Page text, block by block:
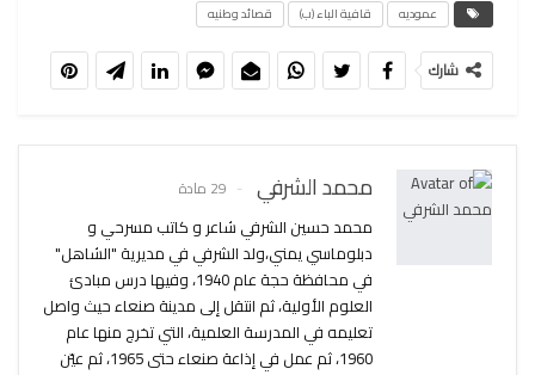
عموديه قافية الباء (ب) قصائد وطنيه
شارك
محمد الشرفي 29 مادة
محمد حسين الشرفي شاعر و كاتب مسرحي و
دبلوماسي يمني،ولد الشرفي في مديرية "الشاهل"
في محافظة حجة عام 1940، وفيها درس مبادئ
العلوم الأولية، ثم انتقل إلى مدينة صنعاء حيث واصل
تعليمه في المدرسة العلمية، التي تخرج منها عام
1960، ثم عمل في إذاعة صنعاء حتى 1965، ثم عيّن